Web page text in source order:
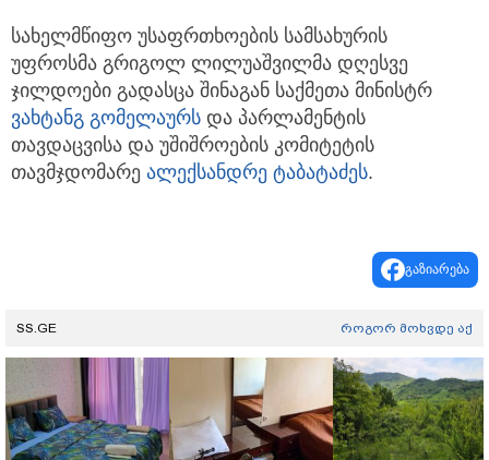
სახელმწიფო უსაფრთხოების სამსახურის
უფროსმა გრიგოლ ლილუაშვილმა დღესვე
ჯილდოები გადასცა შინაგან საქმეთა მინისტრ
ვახტანგ გომელაურს და პარლამენტის
თავდაცვისა და უშიშროების კომიტეტის
თავმჯდომარე ალექსანდრე ტაბატაძეს.
გაზიარება
SS.GE როგორ მოხვდე აქ